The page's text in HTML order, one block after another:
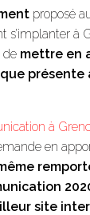
proposé
s’implanter à
de mettre en
présente
à
en
site